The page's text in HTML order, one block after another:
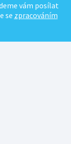
vám posílat
se zpracováním